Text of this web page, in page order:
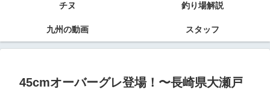
チヌ 釣り場解説
九州の動画 スタッフ
45cmオーバーグレ登場！〜長崎県大瀬戸